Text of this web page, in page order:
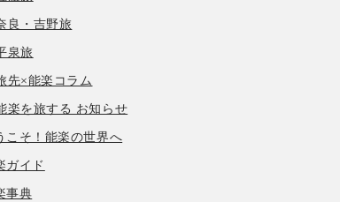
良・吉野旅
泉旅
先×能楽コラム
楽を旅する お知らせ
こそ！能楽の世界へ
ガイド
事典